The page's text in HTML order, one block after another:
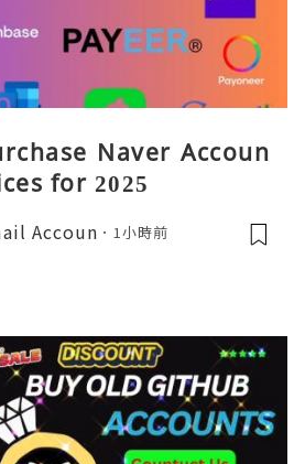
Naver Accoun
for 2025
Accoun 1小時前